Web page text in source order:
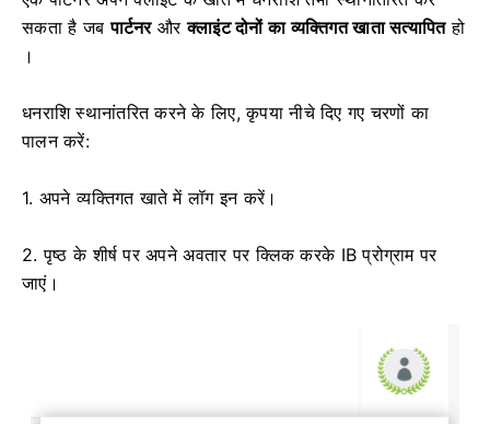
सकता है जबपार्टनरऔरक्लाइंट दोनों का व्यक्तिगत खातासत्यापितहो
।
धनराशि स्थानांतरित करने के लिए, कृपया नीचे दिए गए चरणों का
पालन करें:
1. अपने व्यक्तिगत खाते में लॉग इन करें।
2. पृष्ठ के शीर्ष पर अपने अवतार पर क्लिक करके IB प्रोग्राम पर
जाएं।